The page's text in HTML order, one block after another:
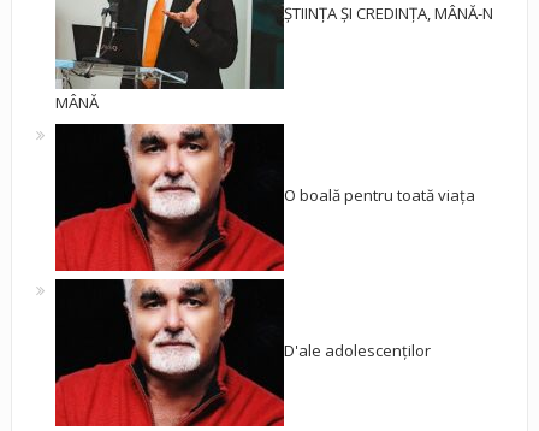
ȘTIINȚA ȘI CREDINȚA, MÂNĂ-N
MÂNĂ
O boală pentru toată viața
D'ale adolescenților